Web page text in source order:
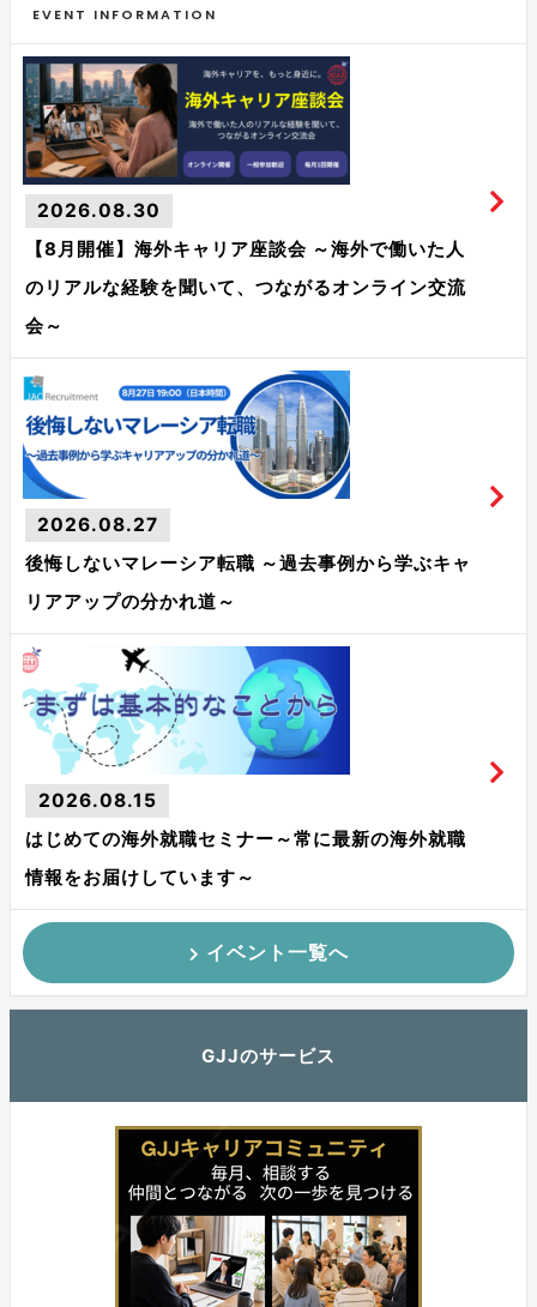
EVENT INFORMATION
2026.08.30
【8月開催】海外キャリア座談会 ～海外で働いた人
のリアルな経験を聞いて、つながるオンライン交流
会～
2026.08.27
後悔しないマレーシア転職 ～過去事例から学ぶキャ
リアアップの分かれ道～
2026.08.15
はじめての海外就職セミナー～常に最新の海外就職
情報をお届けしています～
イベント一覧へ
GJJのサービス